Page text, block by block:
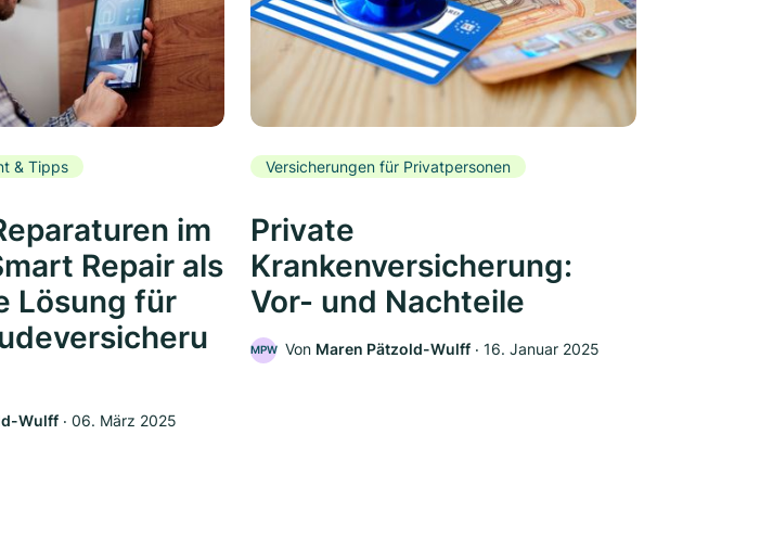
& Tipps
im
Repair als
Lösung für
Wulff ‧ 06. März 2025
Versicherungen für Privatpersonen
Private
Krankenversicherung:
Vor- und Nachteile
MPW Von Maren Pätzold-Wulff ‧ 16. Januar 2025